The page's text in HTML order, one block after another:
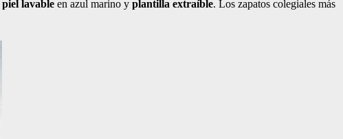
piel lavable en azul marino y plantilla extraíble. Los zapatos colegiales más